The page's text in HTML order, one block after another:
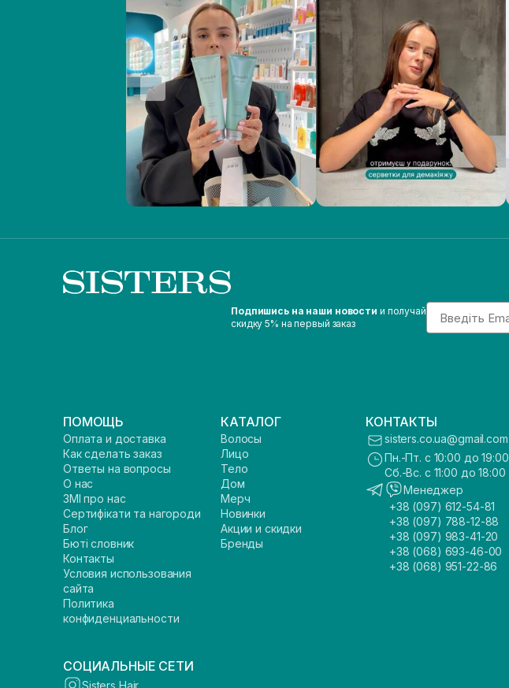
Подпишись на наши новости и получай
скидку 5% на первый заказ
Email
ПОМОЩЬ
Оплата и доставка
Как сделать заказ
Ответы на вопросы
О нас
ЗМІ про нас
Сертифікати та нагороди
Блог
Бюті словник
Контакты
Условия использования
сайта
Политика
конфиденциальности
КАТАЛОГ
Волосы
Лицо
Тело
Дом
Мерч
Новинки
Акции и скидки
Бренды
КОНТАКТЫ
sisters.co.ua@gmail.com
Пн.-Пт. с 10:00 до 19:00
Сб.-Вс. с 11:00 до 18:00
Менеджер
+38 (097) 612-54-81
+38 (097) 788-12-88
+38 (097) 983-41-20
+38 (068) 693-46-00
+38 (068) 951-22-86
СОЦИАЛЬНЫЕ СЕТИ
Sisters Hair